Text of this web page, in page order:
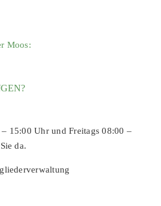
Moos:
15:00 Uhr und Freitags 08:00 –
da.